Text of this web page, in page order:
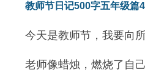
教师节日记500字五年级篇4
今天是教师节，我要向
老师像蜡烛，燃烧了自